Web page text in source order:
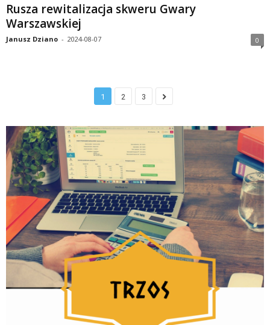
Rusza rewitalizacja skweru Gwary
Warszawskiej
Janusz Dziano - 2024-08-07 0
1 2 3